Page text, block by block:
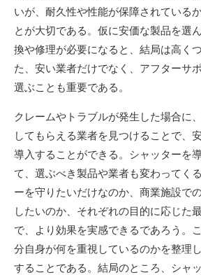
いが、耐久性や性能が保障されている
とが大切である。仮に安価な製品を選
換や修理が必要になると、結局は高く
た、安い業者だけでなく、アフターサ
選ぶことも重要である。
クレームやトラブルが発生した場合に
してもらえる業者を見つけることで、
導入することができる。シャッターを
て、選ぶべき製品や業者も変わってく
ーを守りたいだけなのか、商業施設で
したいのか、それぞれの目的に応じた
で、より効果を実感できるであろう。
分自身が何を重視しているのかを整理
することである。結局のところ、シャ